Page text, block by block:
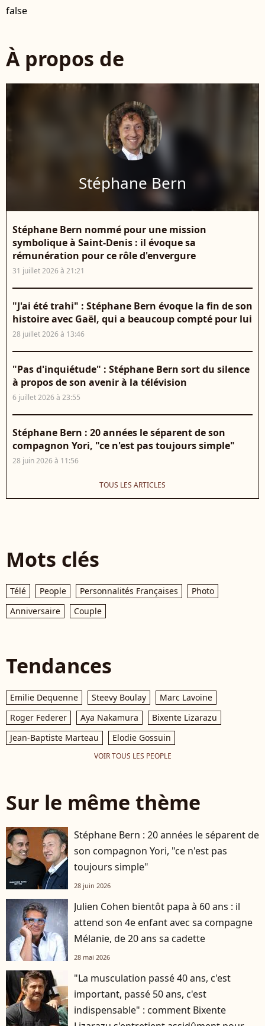
false
À propos de
Stéphane Bern
Stéphane Bern nommé pour une mission
symbolique à Saint-Denis : il évoque sa
rémunération pour ce rôle d'envergure
31 juillet 2026 à 21:21
"J'ai été trahi" : Stéphane Bern évoque la fin de son
histoire avec Gaël, qui a beaucoup compté pour lui
28 juillet 2026 à 13:46
"Pas d'inquiétude" : Stéphane Bern sort du silence
à propos de son avenir à la télévision
6 juillet 2026 à 23:55
Stéphane Bern : 20 années le séparent de son
compagnon Yori, "ce n'est pas toujours simple"
28 juin 2026 à 11:56
TOUS LES ARTICLES
Mots clés
Télé People Personnalités Françaises
Photo
Anniversaire
Couple
Tendances
Emilie Dequenne Steevy Boulay
Marc Lavoine
Roger Federer
Aya Nakamura
Bixente Lizarazu
Jean-Baptiste Marteau
Elodie Gossuin
VOIR TOUS LES PEOPLE
Sur le même thème
Stéphane Bern : 20 années le séparent de
son compagnon Yori, "ce n'est pas
toujours simple"
28 juin 2026
Julien Cohen bientôt papa à 60 ans : il
attend son 4e enfant avec sa compagne
Mélanie, de 20 ans sa cadette
28 mai 2026
"La musculation passé 40 ans, c'est
important, passé 50 ans, c'est
indispensable" : comment Bixente